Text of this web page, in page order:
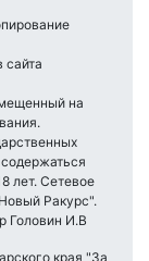
сайта
на
лет. Сетевое
Ракурс".
Головин И.В
края "За